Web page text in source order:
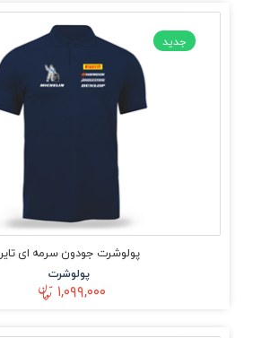
جدید
پولوشرت جودون سرمه ای تایر
پولوشرت
۱,۰۹۹,۰۰۰